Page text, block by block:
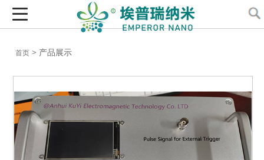
首页 > 产品展示